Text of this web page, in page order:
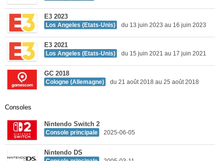
E3 2023
Los Angeles (Etats-Unis) du 13 juin 2023 au 16 juin 2023
E3 2021
Los Angeles (Etats-Unis) du 15 juin 2021 au 17 juin 2021
GC 2018
Cologne (Allemagne) du 21 août 2018 au 25 août 2018
Consoles
Nintendo Switch 2
Console principale 2025-06-05
Nintendo DS